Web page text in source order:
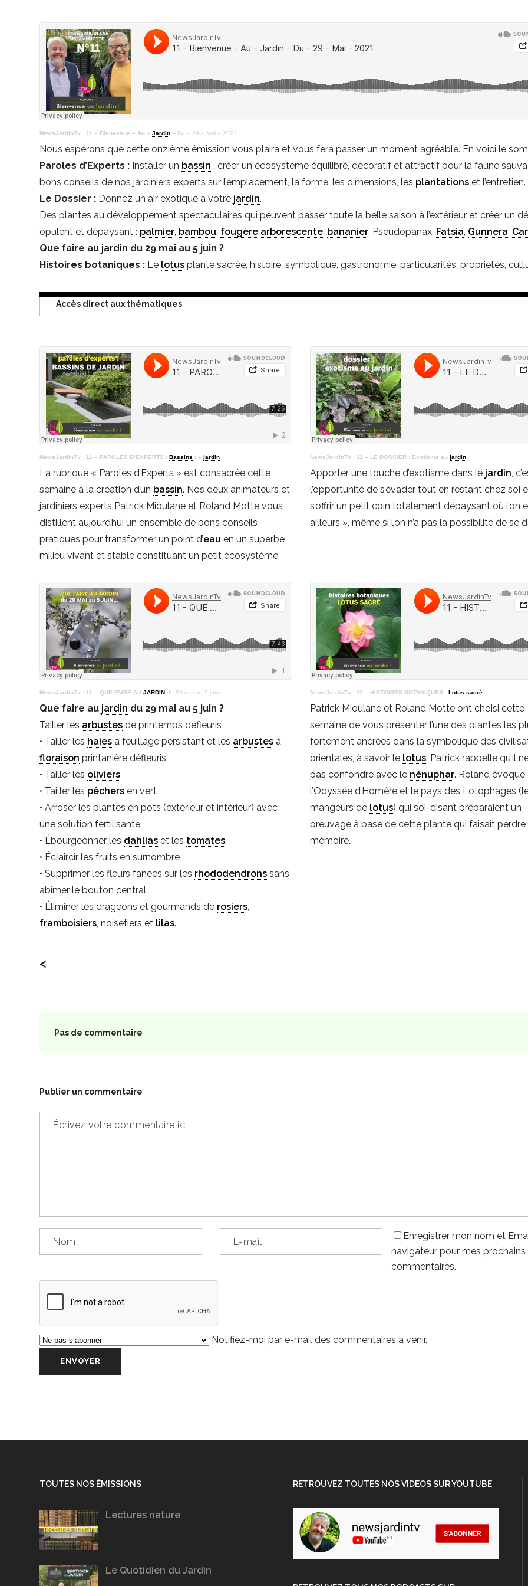
NewsJardinTv · 11 – Bienvenue – Au –Jardin – Du – 29 – Mai – 2021
Nous espérons que cette onzième émission vous plaira et vous fera passer un moment agréable. En voici le
Paroles d’Experts : Installer un bassin : créer un écosystème équilibré, décoratif et attractif pour la faune
bons conseils de nos jardiniers experts sur l’emplacement, la forme, les dimensions, les plantations et l’entretien.
Le Dossier : Donnez un air exotique à votre jardin.
Des plantes au développement spectaculaires qui peuvent passer toute la belle saison à l’extérieur et créer un
opulent et dépaysant : palmier, bambou, fougère arborescente, bananier, Pseudopanax, Fatsia, Gunnera,
Que faire au jardin du 29 mai au 5 juin ?
Histoires botaniques : Le lotus plante sacrée, histoire, symbolique, gastronomie, particularités, propriétés,
Accès direct aux thématiques
NewsJardinTv · 11 – PAROLES D’EXPERTS :Bassins dejardin
La rubrique « Paroles d’Experts » est consacrée cette
semaine à la création d’un bassin. Nos deux animateurs et
jardiniers experts Patrick Mioulane et Roland Motte vous
distillent aujourd’hui un ensemble de bons conseils
pratiques pour transformer un point d’eau en un superbe
milieu vivant et stable constituant un petit écosystème.
NewsJardinTv · 11 – LE DOSSIER : Exotisme au jardin
Apporter une touche d’exotisme dans le jardin,
l’opportunité de s’évader tout en restant chez soi
s’offrir un petit coin totalement dépaysant où l’on
ailleurs », même si l’on n’a pas la possibilité de se
NewsJardinTv · 11 – QUE FAIRE AUJARDIN du 29 mai au 5 juin
Que faire au jardin du 29 mai au 5 juin ?
Tailler les arbustes de printemps défleuris
• Tailler les haies à feuillage persistant et les arbustes à
floraison printanière défleuris.
• Tailler les oliviers
• Tailler les pêchers en vert
• Arroser les plantes en pots (extérieur et intérieur) avec
une solution fertilisante
• Ébourgeonner les dahlias et les tomates.
• Éclaircir les fruits en surnombre
• Supprimer les fleurs fanées sur les rhododendrons sans
abîmer le bouton central.
• Éliminer les drageons et gourmands de rosiers,
framboisiers, noisetiers et lilas.
NewsJardinTv · 11 – HISTOIRES BOTANIQUES : Lotus sacré
Patrick Mioulane et Roland Motte ont choisi cette
semaine de vous présenter l’une des plantes les
fortement ancrées dans la symbolique des
orientales, à savoir le lotus. Patrick rappelle qu’il
pas confondre avec le nénuphar. Roland évoque
l’Odyssée d’Homère et le pays des Lotophages
mangeurs de lotus) qui soi-disant préparaient un
breuvage à base de cette plante qui faisait perdre
mémoire…
<
Pas de commentaire
Publier un commentaire
Enregistrer mon nom et
navigateur pour mes prochains
commentaires.
Notifiez-moi par e-mail des commentaires à venir.
TOUTES NOS ÉMISSIONS
Lectures nature
Le Quotidien du Jardin
RETROUVEZ TOUTES NOS VIDEOS SUR YOUTUBE